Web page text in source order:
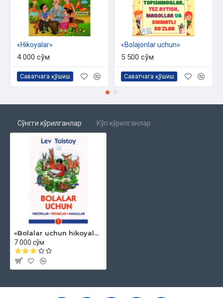
«Hikoyalar»
4 000 сўм
Саватчага қўшиш
«Bolajonlar uchun»
5 500 сўм
Саватчага қўшиш
Сўнгги кўрилганлар Кўп кўрилганлар
«Bolalar uchun hikoyalar, ertaklar, masallar» 1
7 000 сўм